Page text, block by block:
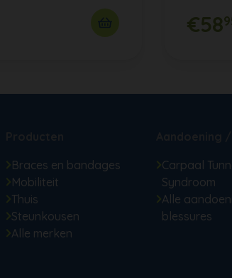
€58
Braces en bandages
Mobiliteit
Thuis
Steunkousen
Alle merken
Carpaal
Syndroom
Alle
blessures